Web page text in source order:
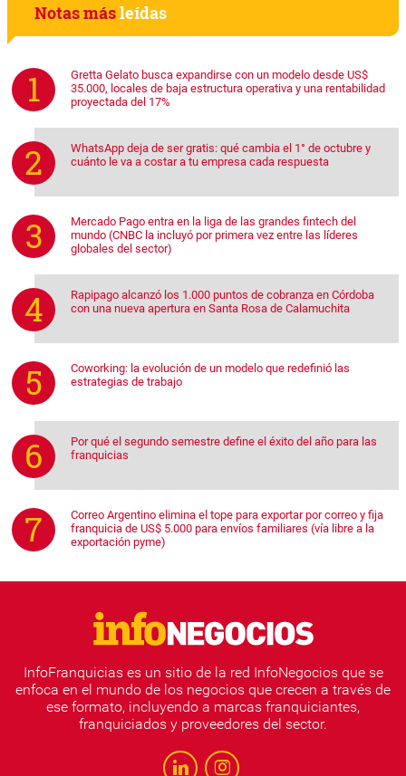
Notas másleídas
Gretta Gelato busca expandirse con un modelo desde US$
35.000, locales de baja estructura operativa y una rentabilidad
proyectada del 17%
WhatsApp deja de ser gratis: qué cambia el 1° de octubre y
cuánto le va a costar a tu empresa cada respuesta
Mercado Pago entra en la liga de las grandes fintech del
mundo (CNBC la incluyó por primera vez entre las líderes
globales del sector)
Rapipago alcanzó los 1.000 puntos de cobranza en Córdoba
con una nueva apertura en Santa Rosa de Calamuchita
Coworking: la evolución de un modelo que redefinió las
estrategias de trabajo
Por qué el segundo semestre define el éxito del año para las
franquicias
Correo Argentino elimina el tope para exportar por correo y fija
franquicia de US$ 5.000 para envíos familiares (vía libre a la
exportación pyme)
InfoFranquicias es un sitio de la red InfoNegocios que se
enfoca en el mundo de los negocios que crecen a través de
ese formato, incluyendo a marcas franquiciantes,
franquiciados y proveedores del sector.